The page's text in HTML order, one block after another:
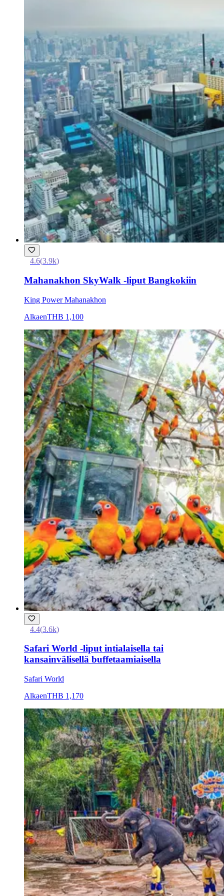
4.6(3.9k)
Mahanakhon SkyWalk -liput Bangkokiin
King Power Mahanakhon
AlkaenTHB 1,100
4.4(3.6k)
Safari World -liput intialaisella tai
kansainvälisellä buffetaamiaisella
Safari World
AlkaenTHB 1,170